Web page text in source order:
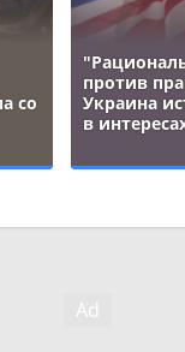
со
против
Украина
в